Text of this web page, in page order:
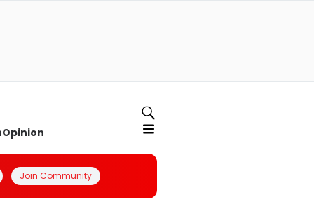
Opinion
Join Community